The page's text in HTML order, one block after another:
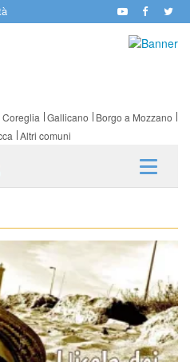
Coreglia Gallicano
Borgo a Mozzano
Altri comuni